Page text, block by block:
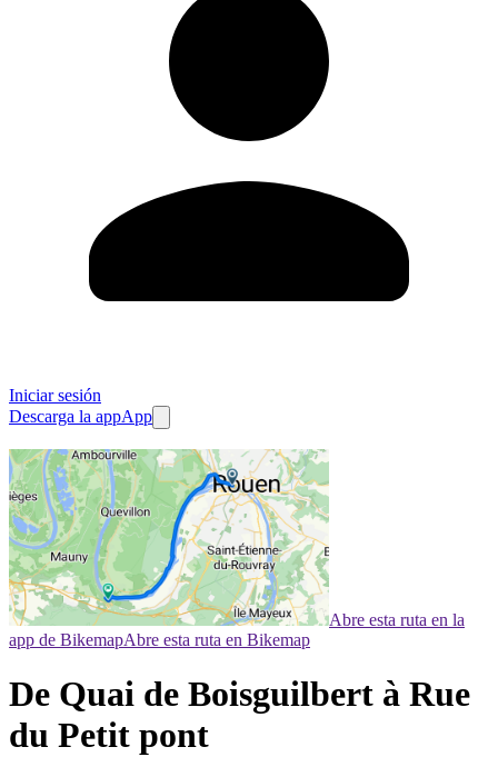
Iniciar sesión
Descarga la appApp
Abre esta ruta en la
app de BikemapAbre esta ruta en Bikemap
De Quai de Boisguilbert à Rue
du Petit pont